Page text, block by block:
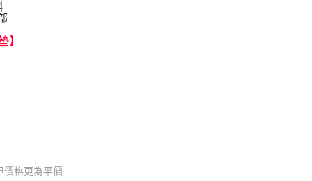
】
價格更為平價